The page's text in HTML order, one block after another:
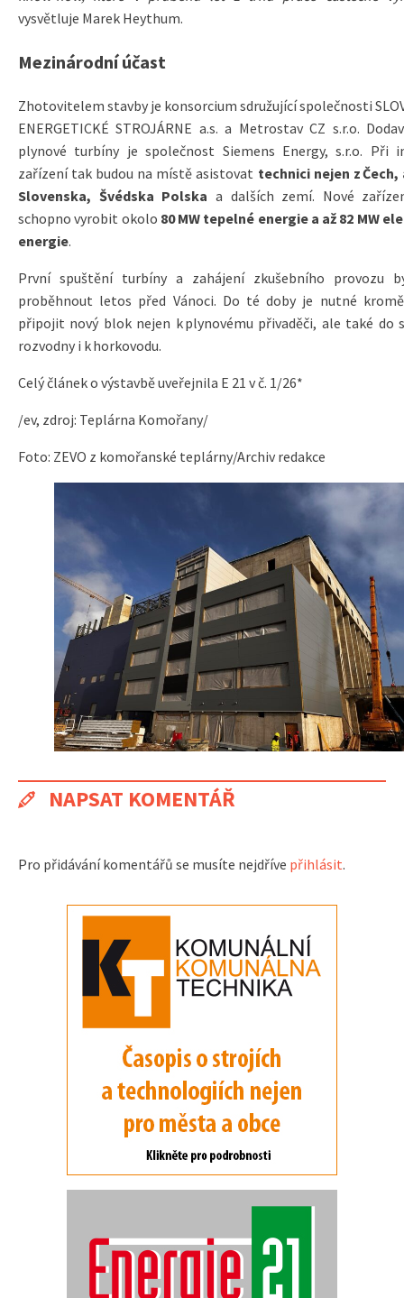
vysvětluje Marek Heythum.
Mezinárodní účast
Zhotovitelem stavby je konsorcium sdružující společnosti
ENERGETICKÉ STROJÁRNE a.s. a Metrostav CZ s.r.o.
plynové turbíny je společnost Siemens Energy, s.r.o. Při
zařízení tak budou na místě asistovat technici nejen z Čech,
Slovenska, Švédska Polska a dalších zemí. Nové
schopno vyrobit okolo 80 MW tepelné energie a až 82 MW
energie.
První spuštění turbíny a zahájení zkušebního provozu
proběhnout letos před Vánoci. Do té doby je nutné
připojit nový blok nejen k plynovému přivaděči, ale také do
rozvodny i k horkovodu.
Celý článek o výstavbě uveřejnila E 21 v č. 1/26*
/ev, zdroj: Teplárna Komořany/
Foto: ZEVO z komořanské teplárny/Archiv redakce
NAPSAT KOMENTÁŘ
Pro přidávání komentářů se musíte nejdříve přihlásit.